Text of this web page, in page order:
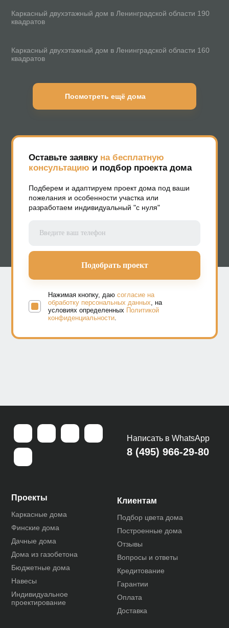
Каркасный двухэтажный дом в Ленинградской области 190
квадратов
160 м²
Каркасный двухэтажный дом в Ленинградской области 160
квадратов
Посмотреть ещё дома
Оставьте заявку на бесплатную
консультацию и подбор проекта дома
Подберем и адаптируем проект дома под ваши
пожелания и особенности участка или
разработаем индивидуальный "с нуля"
Нажимая кнопку, даюсогласие на
обработку персональных данных , на
условиях определенных Политикой
конфиденциальности
Написать в WhatsApp
8 (495) 966-29-80
Проекты
Каркасные дома
Финские дома
Дачные дома
Дома из газобетона
Бюджетные дома
Навесы
Индивидуальное
проектирование
Клиентам
Подбор цвета дома
Построенные дома
Отзывы
Вопросы и ответы
Кредитование
Гарантии
Оплата
Доставка